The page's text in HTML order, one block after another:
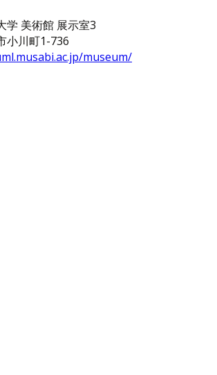
学 美術館 展示室3
小川町1-736
museum/